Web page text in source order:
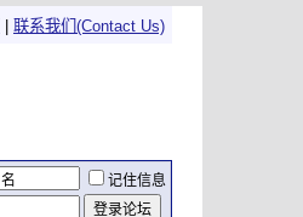
联系我们(Contact Us)
记住信息